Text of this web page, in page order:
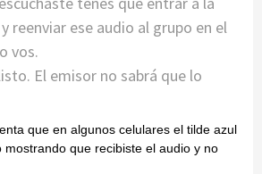
reenviar ese audio al grupo en el
vos.
El emisor no sabrá que lo
que en algunos celulares el tilde azul
que recibiste el audio y no